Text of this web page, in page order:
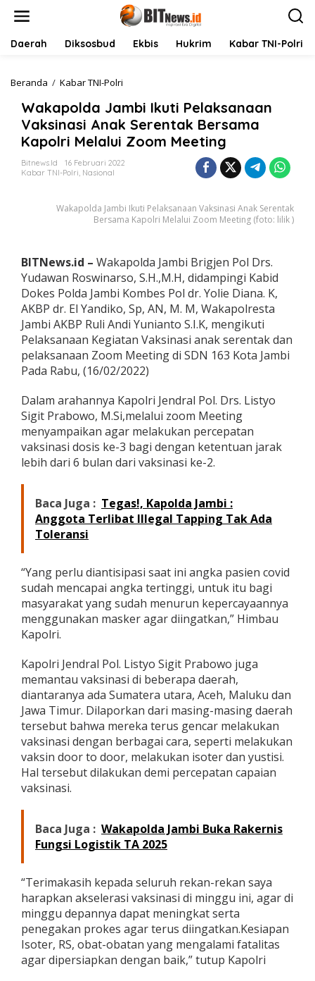
Daerah Diksosbud Ekbis Hukrim Kabar TNI-Polri
Beranda / Kabar TNI-Polri
k
a
p
o
l
a
m
I
k
u
t
i
P
e
a
k
a
n
a
a
n
V
s
i
n
A
n
a
k
e
n
t
a
k
B
e
r
s
a
a
p
r
i
M
e
l
a
l
Wakapolda Jambi Ikuti Pelaksanaan
Vaksinasi Anak Serentak Bersama
Kapolri Melalui Zoom Meeting
Bitnews.id
16 Februari 2022
Kabar TNI-Polri, Nasional
Wakapolda Jambi Ikuti Pelaksanaan Vaksinasi Anak Serentak
Bersama Kapolri Melalui Zoom Meeting (foto: lilik )
BITNews.id – Wakapolda Jambi Brigjen Pol Drs.
Yudawan Roswinarso, S.H.,M.H, didampingi Kabid
Dokes Polda Jambi Kombes Pol dr. Yolie Diana. K,
AKBP dr. El Yandiko, Sp, AN, M. M, Wakapolresta
Jambi AKBP Ruli Andi Yunianto S.I.K, mengikuti
Pelaksanaan Kegiatan Vaksinasi anak serentak dan
pelaksanaan Zoom Meeting di SDN 163 Kota Jambi
Pada Rabu, (16/02/2022)
Dalam arahannya Kapolri Jendral Pol. Drs. Listyo
Sigit Prabowo, M.Si,melalui zoom Meeting
menyampaikan agar melakukan percepatan
vaksinasi dosis ke-3 bagi dengan ketentuan jarak
lebih dari 6 bulan dari vaksinasi ke-2.
Baca Juga : Tegas!, Kapolda Jambi :
Anggota Terlibat Illegal Tapping Tak Ada
Toleransi
“Yang perlu diantisipasi saat ini angka pasien covid
sudah mencapai angka tertinggi, untuk itu bagi
masyarakat yang sudah menurun kepercayaannya
menggunakan masker agar diingatkan,” Himbau
Kapolri.
Kapolri Jendral Pol. Listyo Sigit Prabowo juga
memantau vaksinasi di beberapa daerah,
diantaranya ada Sumatera utara, Aceh, Maluku dan
Jawa Timur. Dilaporkan dari masing-masing daerah
tersebut bahwa mereka terus gencar melakukan
vaksinasi dengan berbagai cara, seperti melakukan
vaksin door to door, melakukan isoter dan yustisi.
Hal tersebut dilakukan demi percepatan capaian
vaksinasi.
Baca Juga : Wakapolda Jambi Buka Rakernis
Fungsi Logistik TA 2025
“Terimakasih kepada seluruh rekan-rekan saya
harapkan akselerasi vaksinasi di minggu ini, agar di
minggu depannya dapat meningkat serta
penegakan prokes agar terus diingatkan.Kesiapan
Isoter, RS, obat-obatan yang mengalami fatalitas
agar dipersiapkan dengan baik,” tutup Kapolri